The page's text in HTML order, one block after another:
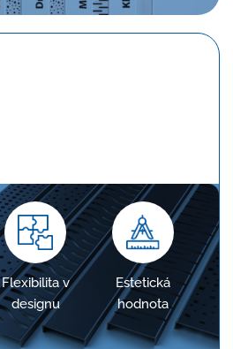
Flexibilita v
designu
Estetická
hodnota